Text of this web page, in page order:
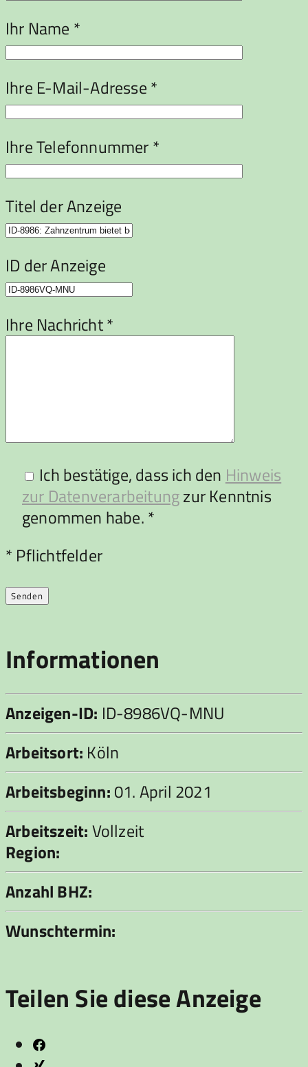
Ihr Name *
Ihre E-Mail-Adresse *
Ihre Telefonnummer *
Titel der Anzeige
ID der Anzeige
Ihre Nachricht *
Ich bestätige, dass ich den Hinweis
zur Datenverarbeitungzur Kenntnis
genommen habe. *
Bitte lasse dieses Feld leer.
* Pflichtfelder
Informationen
Anzeigen-ID: ID-8986VQ-MNU
Arbeitsort: Köln
Arbeitsbeginn:01. April 2021
Arbeitszeit:Vollzeit
Region:
Anzahl BHZ:
Wunschtermin:
Teilen Sie diese Anzeige